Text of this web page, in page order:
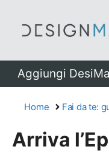
Aggiungi
Home Fai da te:
Arriva